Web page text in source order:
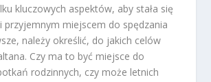
kluczowych aspektów, aby stała się
przyjemnym miejscem do spędzania
należy określić, do jakich celów
Czy ma to być miejsce do
rodzinnych, czy może letnich